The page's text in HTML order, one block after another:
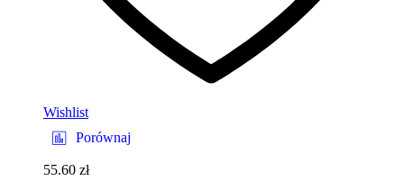
Wishlist
Porównaj
55.60 zł